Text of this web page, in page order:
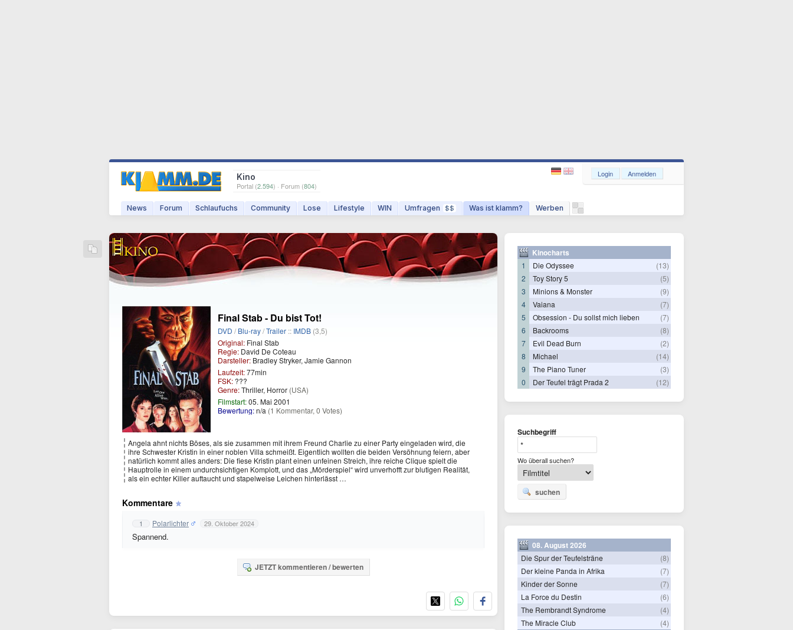
Kino
Portal (2.594) · Forum (804)
News Forum Schlaufuchs Community Lose Lifestyle WIN Umfragen $$ Was ist klamm? Werben
Login Anmelden
Final Stab - Du bist Tot!
DVD /Blu-ray/Trailer :: IMDB (3,5)
Original: Final Stab
Regie: David De Coteau
Darsteller: Bradley Stryker, Jamie Gannon
Laufzeit:77min
FSK: ???
Genre:Thriller, Horror (USA)
Filmstart:05. Mai 2001
Bewertung:n/a (1 Kommentar, 0 Votes)
Angela ahnt nichts Böses, als sie zusammen mit ihrem Freund Charlie zu einer Party eingeladen wird, die
ihre Schwester Kristin in einer noblen Villa schmeißt. Eigentlich wollten die beiden Versöhnung feiern, aber
natürlich kommt alles anders: Die fiese Kristin plant einen unfeinen Streich, ihre reiche Clique spielt die
Hauptrolle in einem undurchsichtigen Komplott, und das „Mörderspiel“ wird unverhofft zur blutigen Realität,
als ein echter Killer auftaucht und stapelweise Leichen hinterlässt …
Kommentare
1 Polarlichter 29. Oktober 2024
Spannend.
JETZT kommentieren / bewerten
Kinocharts
1 Die Odyssee
(13)
2
Toy Story 5
(5)
3
Minions & Monster
(9)
4
Vaiana
(7)
5
Obsession - Du sollst mich lieben
(7)
6
Backrooms
(8)
7
Evil Dead Burn
(2)
8
Michael
(14)
9
The Piano Tuner
(3)
0
Der Teufel trägt Prada 2 (12)
Suchbegriff
Wo überall suchen?
suchen
08. August 2026
Die Spur der Teufelsträne
(8)
Der kleine Panda in Afrika
(7)
Kinder der Sonne
(7)
La Force du Destin
(6)
The Rembrandt Syndrome
(4)
The Miracle Club
(4)